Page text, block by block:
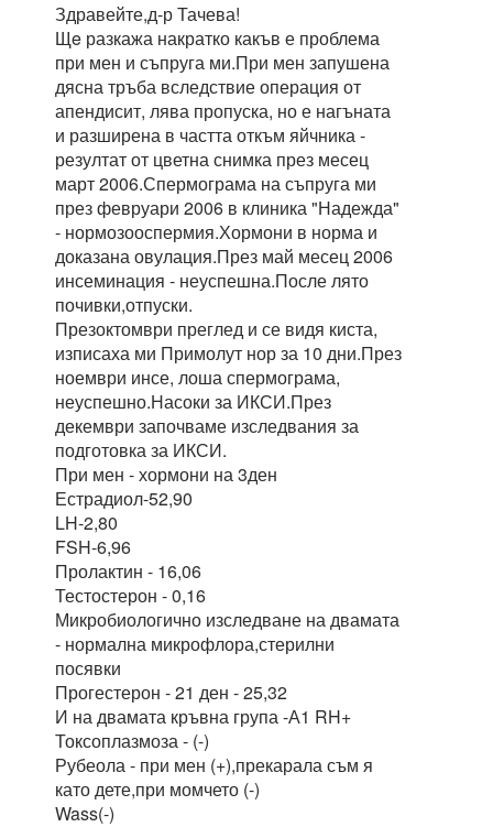
Здравейте,д-р Тачева!
Щe разкажа накратко какъв е проблема
при мен и съпруга ми.При мен запушена
дясна тръба вследствие операция от
апендисит, лява пропуска, но е нагъната
и разширена в частта откъм яйчника -
резултат от цветна снимка през месец
март 2006.Спермограма на съпруга ми
през февруари 2006 в клиника "Надежда"
- нормозооспермия.Хормони в норма и
доказана овулация.През май месец 2006
инсеминация - неуспешна.После лято
почивки,отпуски.
Презоктомври преглед и се видя киста,
изписаха ми Примолут нор за 10 дни.През
ноември инсе, лоша спермограма,
неуспешно.Насоки за ИКСИ.През
декември започваме изследвания за
подготовка за ИКСИ.
При мен - хормони на 3ден
Естрадиол-52,90
LH-2,80
FSH-6,96
Пролактин - 16,06
Тестостерон - 0,16
Микробиологично изследване на двамата
- нормална микрофлора,стерилни
посявки
Прогестерон - 21 ден - 25,32
И на двамата кръвна група -А1 RH+
Токсоплазмоза - (-)
Рубеола - при мен (+),прекарала съм я
като дете,при момчето (-)
Wass(-)